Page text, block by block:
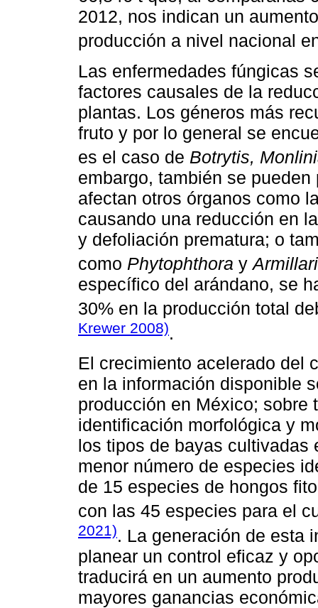
2012, nos indican un
producción a nivel nacional
Las enfermedades fúngicas
factores causales de la
plantas. Los géneros más
fruto y por lo general se
es el caso de Botrytis,
embargo, también se
afectan otros órganos como
causando una reducción en
y defoliación prematura; o
como Phytophthora y
específico del arándano, se
30% en la producción total
Krewer 2008).
El crecimiento acelerado del
en la información disponible
producción en México; sobre
identificación morfológica y
los tipos de bayas cultivadas
menor número de especies
de 15 especies de hongos
con las 45 especies para el
2021). La generación de esta
planear un control eficaz y
traducirá en un aumento
mayores ganancias